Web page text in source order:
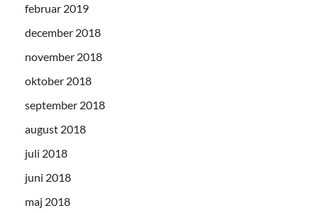
februar 2019
december 2018
november 2018
oktober 2018
september 2018
august 2018
juli 2018
juni 2018
maj 2018